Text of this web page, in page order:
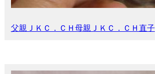
父親ＪＫＣ．ＣＨ母親ＪＫＣ．ＣＨ直子